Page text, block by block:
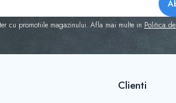
cu promotiile magazinului. Afla mai multe in Politica
Clienti